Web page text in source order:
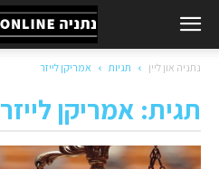
נתניה און ליין תגיות אמריקן לייזר
תגית: אמריקן לייזר